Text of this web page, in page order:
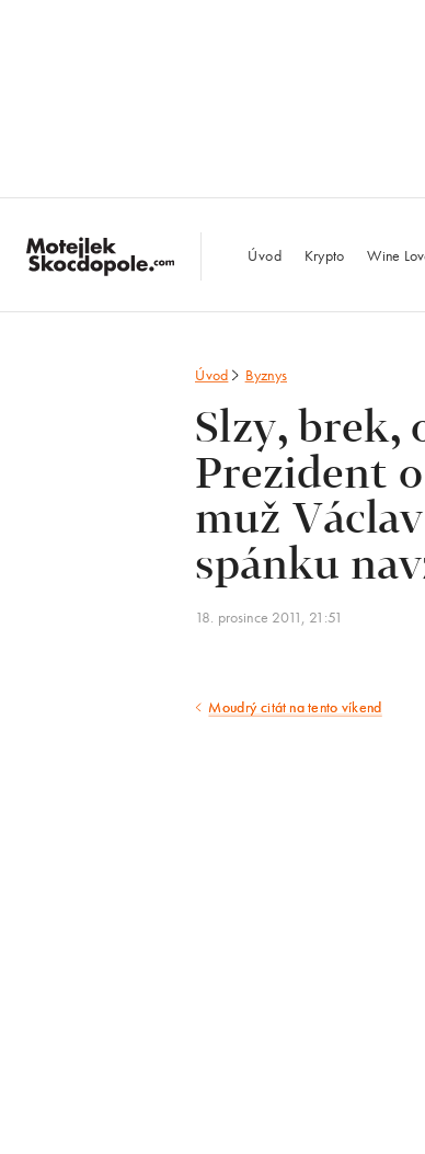
Úvod Krypto Wine
Úvod Byznys
Slzy, brek,
Prezident
muž
spánku
18. prosince 2011, 21:51
Předcházející
Moudrý citát na tento víkend